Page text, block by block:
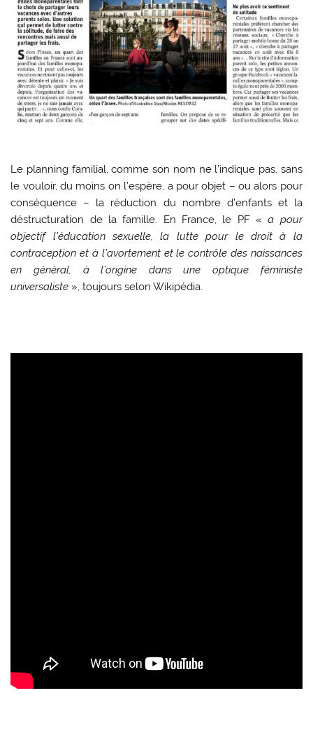
Le planning familial, comme son nom ne l’indique pas, sans
le vouloir, du moins on l’espère, a pour objet – ou alors pour
conséquence – la réduction du nombre d’enfants et la
déstructuration de la famille. En France, le PF «a pour
objectif l’éducation sexuelle, la lutte pour le droit à la
contraception et à l’avortement et le contrôle des naissances
en général, à l’origine dans une optique féministe
universaliste », toujours selon Wikipédia.